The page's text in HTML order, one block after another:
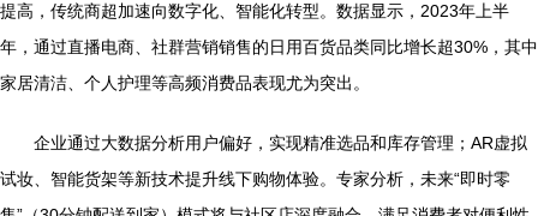
提高，传统商超加速向数字化、智能化转型。数据显示，2023年上半
年，通过直播电商、社群营销销售的日用百货品类同比增长超30%，其中
家居清洁、个人护理等高频消费品表现尤为突出。
企业通过大数据分析用户偏好，实现精准选品和库存管理；AR虚拟
试妆、智能货架等新技术提升线下购物体验。专家分析，未来“即时零